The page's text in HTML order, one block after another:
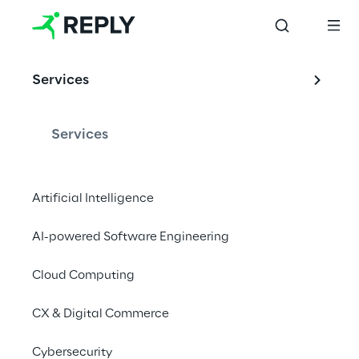
Services
Services
Artificial Intelligence
AI-powered Software Engineering
Cloud Computing
CX & Digital Commerce
Cybersecurity
Reply Code
Challenge 2020
Mehr erfahren auf challenges.reply.com